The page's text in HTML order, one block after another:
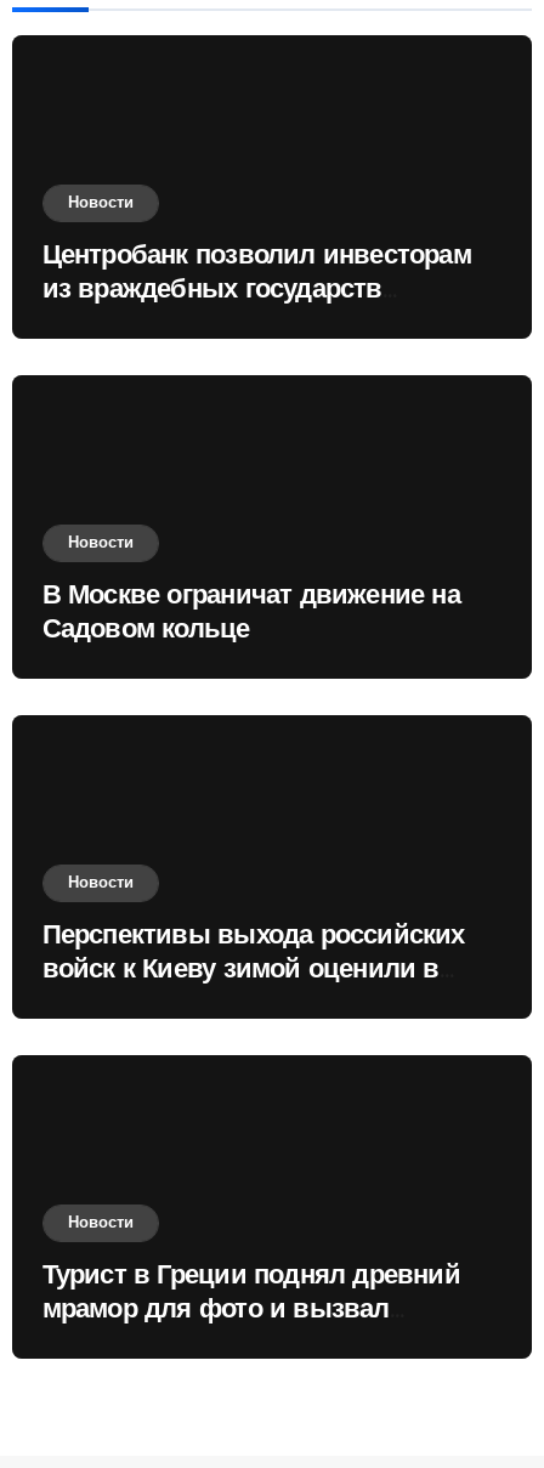
Новости
Центробанк позволил инвесторам
из враждебных государств
Новости
В Москве ограничат движение на
Садовом кольце
Новости
Перспективы выхода российских
войск к Киеву зимой оценили в
Новости
Турист в Греции поднял древний
мрамор для фото и вызвал